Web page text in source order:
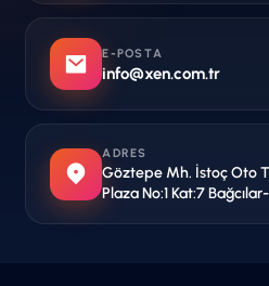
E-POSTA
info@xen.com.tr
ADRES
Göztepe Mh. İstoç Oto
Plaza No:1 Kat:7